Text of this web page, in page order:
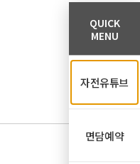
QUICK
MENU
자전유튜브
면담예약